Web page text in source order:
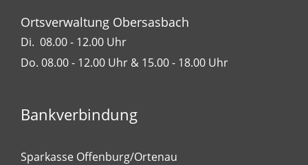
Ortsverwaltung Obersasbach
Di. 08.00 - 12.00 Uhr
Do. 08.00 - 12.00 Uhr & 15.00 - 18.00 Uhr
Bankverbindung
Sparkasse Offenburg/Ortenau